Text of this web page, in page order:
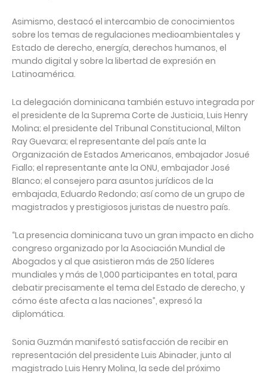
Asimismo, destacó el intercambio de conocimientos
sobre los temas de regulaciones medioambientales y
Estado de derecho, energía, derechos humanos, el
mundo digital y sobre la libertad de expresión en
Latinoamérica.
La delegación dominicana también estuvo integrada por
el presidente de la Suprema Corte de Justicia, Luis Henry
Molina; el presidente del Tribunal Constitucional, Milton
Ray Guevara; el representante del país ante la
Organización de Estados Americanos, embajador Josué
Fiallo; el representante ante la ONU, embajador José
Blanco; el consejero para asuntos jurídicos de la
embajada, Eduardo Redondo; así como de un grupo de
magistrados y prestigiosos juristas de nuestro país.
“La presencia dominicana tuvo un gran impacto en dicho
congreso organizado por la Asociación Mundial de
Abogados y al que asistieron más de 250 líderes
mundiales y más de 1,000 participantes en total, para
debatir precisamente el tema del Estado de derecho, y
cómo éste afecta a las naciones”, expresó la
diplomática.
Sonia Guzmán manifestó satisfacción de recibir en
representación del presidente Luis Abinader, junto al
magistrado Luis Henry Molina, la sede del próximo